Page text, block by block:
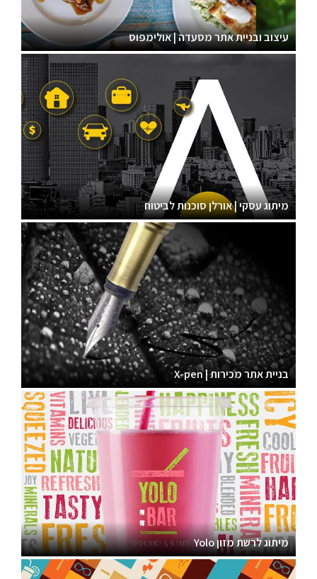
עיצוב ובניית אתר מסעדה | אולימפוס
מיתוג עסקי | אורלן סוכנות לביטוח
בניית אתר מכירות | X-pen
מיתוג לרשת מזון Yolo